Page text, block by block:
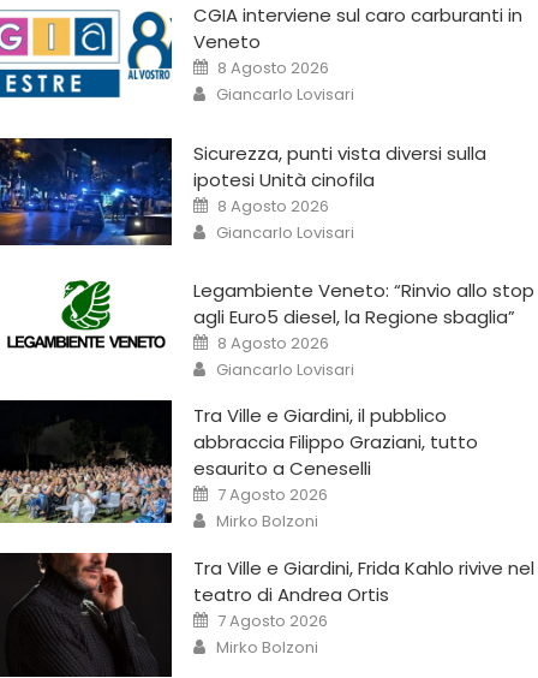
CGIA interviene sul caro carburanti in
Veneto
8 Agosto 2026
Giancarlo Lovisari
Sicurezza, punti vista diversi sulla
ipotesi Unità cinofila
8 Agosto 2026
Giancarlo Lovisari
Legambiente Veneto: “Rinvio allo stop
agli Euro5 diesel, la Regione sbaglia”
8 Agosto 2026
Giancarlo Lovisari
Tra Ville e Giardini, il pubblico
abbraccia Filippo Graziani, tutto
esaurito a Ceneselli
7 Agosto 2026
Mirko Bolzoni
Tra Ville e Giardini, Frida Kahlo rivive nel
teatro di Andrea Ortis
7 Agosto 2026
Mirko Bolzoni